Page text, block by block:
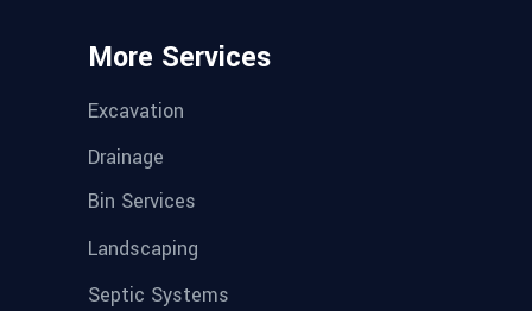
More Services
Excavation
Drainage
Bin Services
Landscaping
Septic Systems